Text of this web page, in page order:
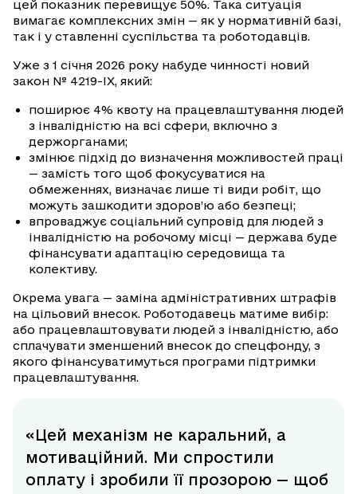
цей показник перевищує 50%. Така ситуація
вимагає комплексних змін — як у нормативній базі,
так і у ставленні суспільства та роботодавців.
Уже з 1 січня 2026 року набуде чинності новий
закон № 4219-IX, який:
поширює 4% квоту на працевлаштування людей
з інвалідністю на всі сфери, включно з
держорганами;
змінює підхід до визначення можливостей праці
— замість того щоб фокусуватися на
обмеженнях, визначає лише ті види робіт, що
можуть зашкодити здоров’ю або безпеці;
впроваджує соціальний супровід для людей з
інвалідністю на робочому місці — держава буде
фінансувати адаптацію середовища та
колективу.
Окрема увага — заміна адміністративних штрафів
на цільовий внесок. Роботодавець матиме вибір:
або працевлаштовувати людей з інвалідністю, або
сплачувати зменшений внесок до спецфонду, з
якого фінансуватимуться програми підтримки
працевлаштування.
«Цей механізм не каральний, а
мотиваційний. Ми спростили
оплату і зробили її прозорою — щоб